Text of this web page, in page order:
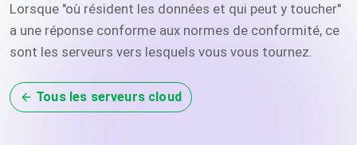
Lorsque "où résident les données et qui peut y toucher"
a une réponse conforme aux normes de conformité, ce
sont les serveurs vers lesquels vous vous tournez.
Tous les serveurs cloud